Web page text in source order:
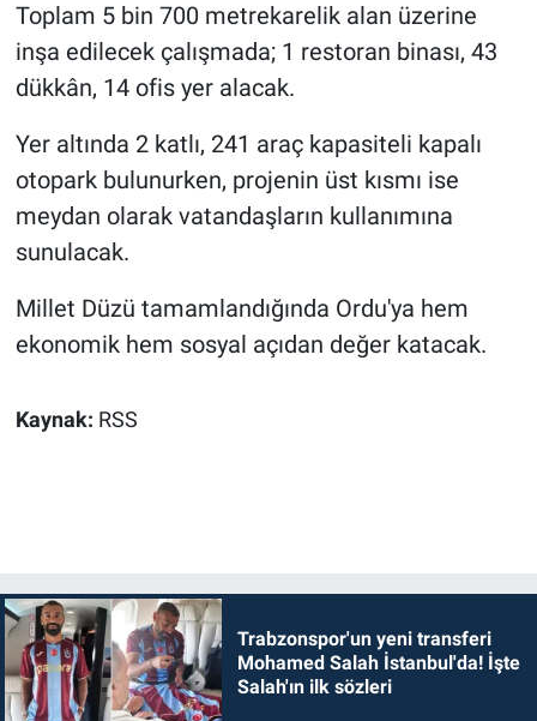
Toplam 5 bin 700 metrekarelik alan üzerine
inşa edilecek çalışmada; 1 restoran binası, 43
dükkân, 14 ofis yer alacak.
Yer altında 2 katlı, 241 araç kapasiteli kapalı
otopark bulunurken, projenin üst kısmı ise
meydan olarak vatandaşların kullanımına
sunulacak.
Millet Düzü tamamlandığında Ordu'ya hem
ekonomik hem sosyal açıdan değer katacak.
Kaynak: RSS
Trabzonspor'un yeni transferi
Mohamed Salah İstanbul'da! İşte
Salah'ın ilk sözleri